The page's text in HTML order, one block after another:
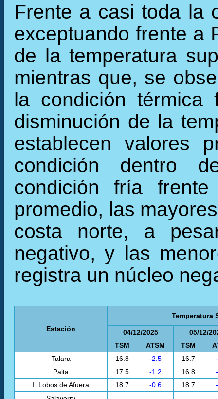
Frente a casi toda la
exceptuando frente a
de la temperatura
mientras que, se
la condición
disminución de la
establecen valores
condición dentro
condición fría
promedio, las
costa norte, a
negativo, y las
registra un núcleo
Estación
Temperatura
04/12/2025
05/12/
TSM
ATSM TSM
Talara
16.8 -2.5 16.7
Paita
17.5 -1.2 16.8
I. Lobos de Afuera
18.7 -0.6 18.7